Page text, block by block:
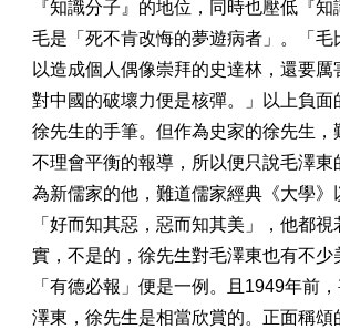
『知識分子』的地位，同時也壓低『知
毛是「死不肯改悔的夢遊病者」。「毛
以造成個人偶像崇拜的史達林，還要
對中國的破壞力便是核彈。」以上負面
徐先生的手筆。但作為史家的徐先生，
不理會平衡的報導，所以便只說毛澤東
為新儒家的他，難道儒家經典《大學》
「好而知其惡，惡而知其美」，他都
實，不是的，徐先生對毛澤東也有不少
「有德必報」便是一例。且1949年前
澤東，徐先生是相當欣賞的。正面稱頌